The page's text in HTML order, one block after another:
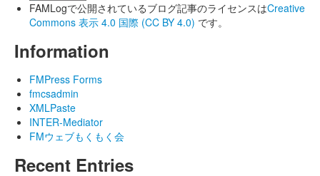
FAMLogで公開されているブログ記事のライセンスはCreative
Commons 表示 4.0 国際 (CC BY 4.0) です。
Information
FMPress Forms
fmcsadmin
XMLPaste
INTER-Mediator
FMウェブもくもく会
Recent Entries